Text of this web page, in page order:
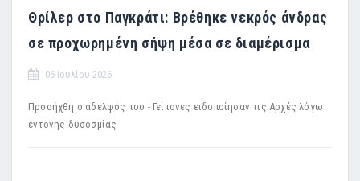
Θρίλερ στο Παγκράτι: Βρέθηκε νεκρός άνδρας
σε προχωρημένη σήψη μέσα σε διαμέρισμα
06 Ιουλίου 2026
Προσήχθη ο αδελφός του - Γείτονες ειδοποίησαν τις Αρχές λόγω
έντονης δυσοσμίας